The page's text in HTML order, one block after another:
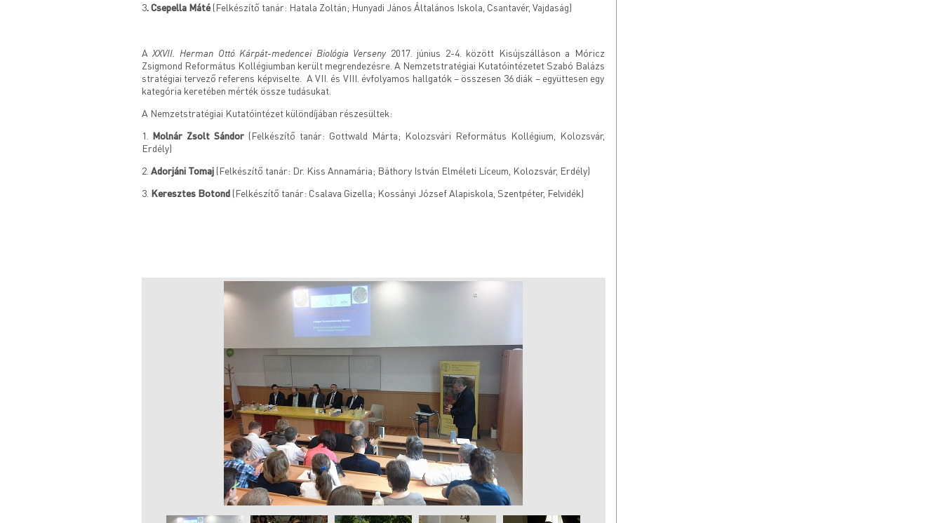
3. Csepella Máté(Felkészítő tanár: Hatala Zoltán; Hunyadi János Általános Iskola, Csantavér, Vajdaság)
A XXVII. Herman Ottó Kárpát-medencei Biológia Verseny2017. június 2-4. között Kisújszálláson a Móricz
Zsigmond Református Kollégiumban került megrendezésre. A Nemzetstratégiai Kutatóintézetet Szabó Balázs
stratégiai tervező referens képviselte. A VII. és VIII. évfolyamos hallgatók – összesen 36 diák – együttesen egy
kategória keretében mérték össze tudásukat.
A Nemzetstratégiai Kutatóintézet különdíjában részesültek:
1. Molnár Zsolt Sándor (Felkészítő tanár: Gottwald Márta; Kolozsvári Református Kollégium, Kolozsvár,
Erdély)
2. Adorjáni Tomaj (Felkészítő tanár: Dr. Kiss Annamária; Báthory István Elméleti Líceum, Kolozsvár, Erdély)
3. Keresztes Botond (Felkészítő tanár: Csalava Gizella; Kossányi József Alapiskola, Szentpéter, Felvidék)